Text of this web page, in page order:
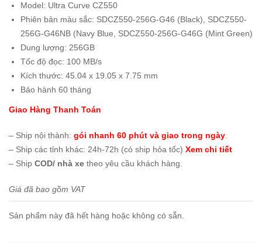
Model: Ultra Curve CZ550
Phiên bản màu sắc: SDCZ550-256G-G46 (Black), SDCZ550-
256G-G46NB (Navy Blue, SDCZ550-256G-G46G (Mint Green)
Dung lượng: 256GB
Tốc độ đọc: 100 MB/s
Kích thước: 45.04 x 19.05 x 7.75 mm
Bảo hành 60 tháng
Giao Hàng Thanh Toán
– Ship nội thành: gói nhanh 60 phút và giao trong ngày
– Ship các tỉnh khác: 24h-72h (có ship hỏa tốc) Xem chi tiết
– Ship COD/ nhà xe theo yêu cầu khách hàng.
Giá đã bao gồm VAT
Sản phẩm này đã hết hàng hoặc không có sẵn.